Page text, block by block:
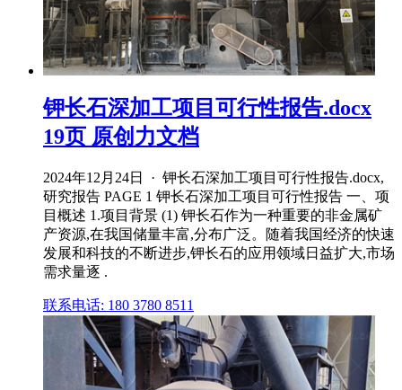
钾长石深加工项目可行性报告.docx
19页 原创力文档
2024年12月24日 · 钾长石深加工项目可行性报告.docx,
研究报告 PAGE 1 钾长石深加工项目可行性报告 一、项
目概述 1.项目背景 (1) 钾长石作为一种重要的非金属矿
产资源,在我国储量丰富,分布广泛。随着我国经济的快速
发展和科技的不断进步,钾长石的应用领域日益扩大,市场
需求量逐 .
联系电话: 180 3780 8511